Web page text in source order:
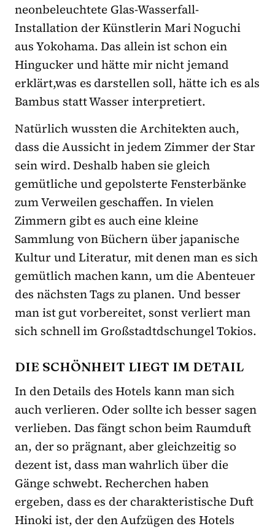
neonbeleuchtete Glas-Wasserfall-
Installation der Künstlerin Mari Noguchi
aus Yokohama. Das allein ist schon ein
Hingucker und hätte mir nicht jemand
erklärt,was es darstellen soll, hätte ich es als
Bambus statt Wasser interpretiert.
Natürlich wussten die Architekten auch,
dass die Aussicht in jedem Zimmer der Star
sein wird. Deshalb haben sie gleich
gemütliche und gepolsterte Fensterbänke
zum Verweilen geschaffen. In vielen
Zimmern gibt es auch eine kleine
Sammlung von Büchern über japanische
Kultur und Literatur, mit denen man es sich
gemütlich machen kann, um die Abenteuer
des nächsten Tags zu planen. Und besser
man ist gut vorbereitet, sonst verliert man
sich schnell im Großstadtdschungel Tokios.
DIE SCHÖNHEIT LIEGT IM DETAIL
In den Details des Hotels kann man sich
auch verlieren. Oder sollte ich besser sagen
verlieben. Das fängt schon beim Raumduft
an, der so prägnant, aber gleichzeitig so
dezent ist, dass man wahrlich über die
Gänge schwebt. Recherchen haben
ergeben, dass es der charakteristische Duft
Hinoki ist, der den Aufzügen des Hotels